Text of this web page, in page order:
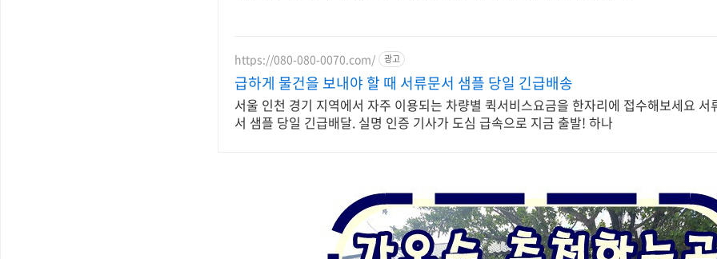
https://080-080-0070.com/ 광고
급하게 물건을 보내야 할 때 서류문서 샘플 당일 긴급배송
서울 인천 경기 지역에서 자주 이용되는 차량별 퀵서비스요금을 한자리에 접수해보세요 서
서 샘플 당일 긴급배달. 실명 인증 기사가 도심 급속으로 지금 출발! 하나